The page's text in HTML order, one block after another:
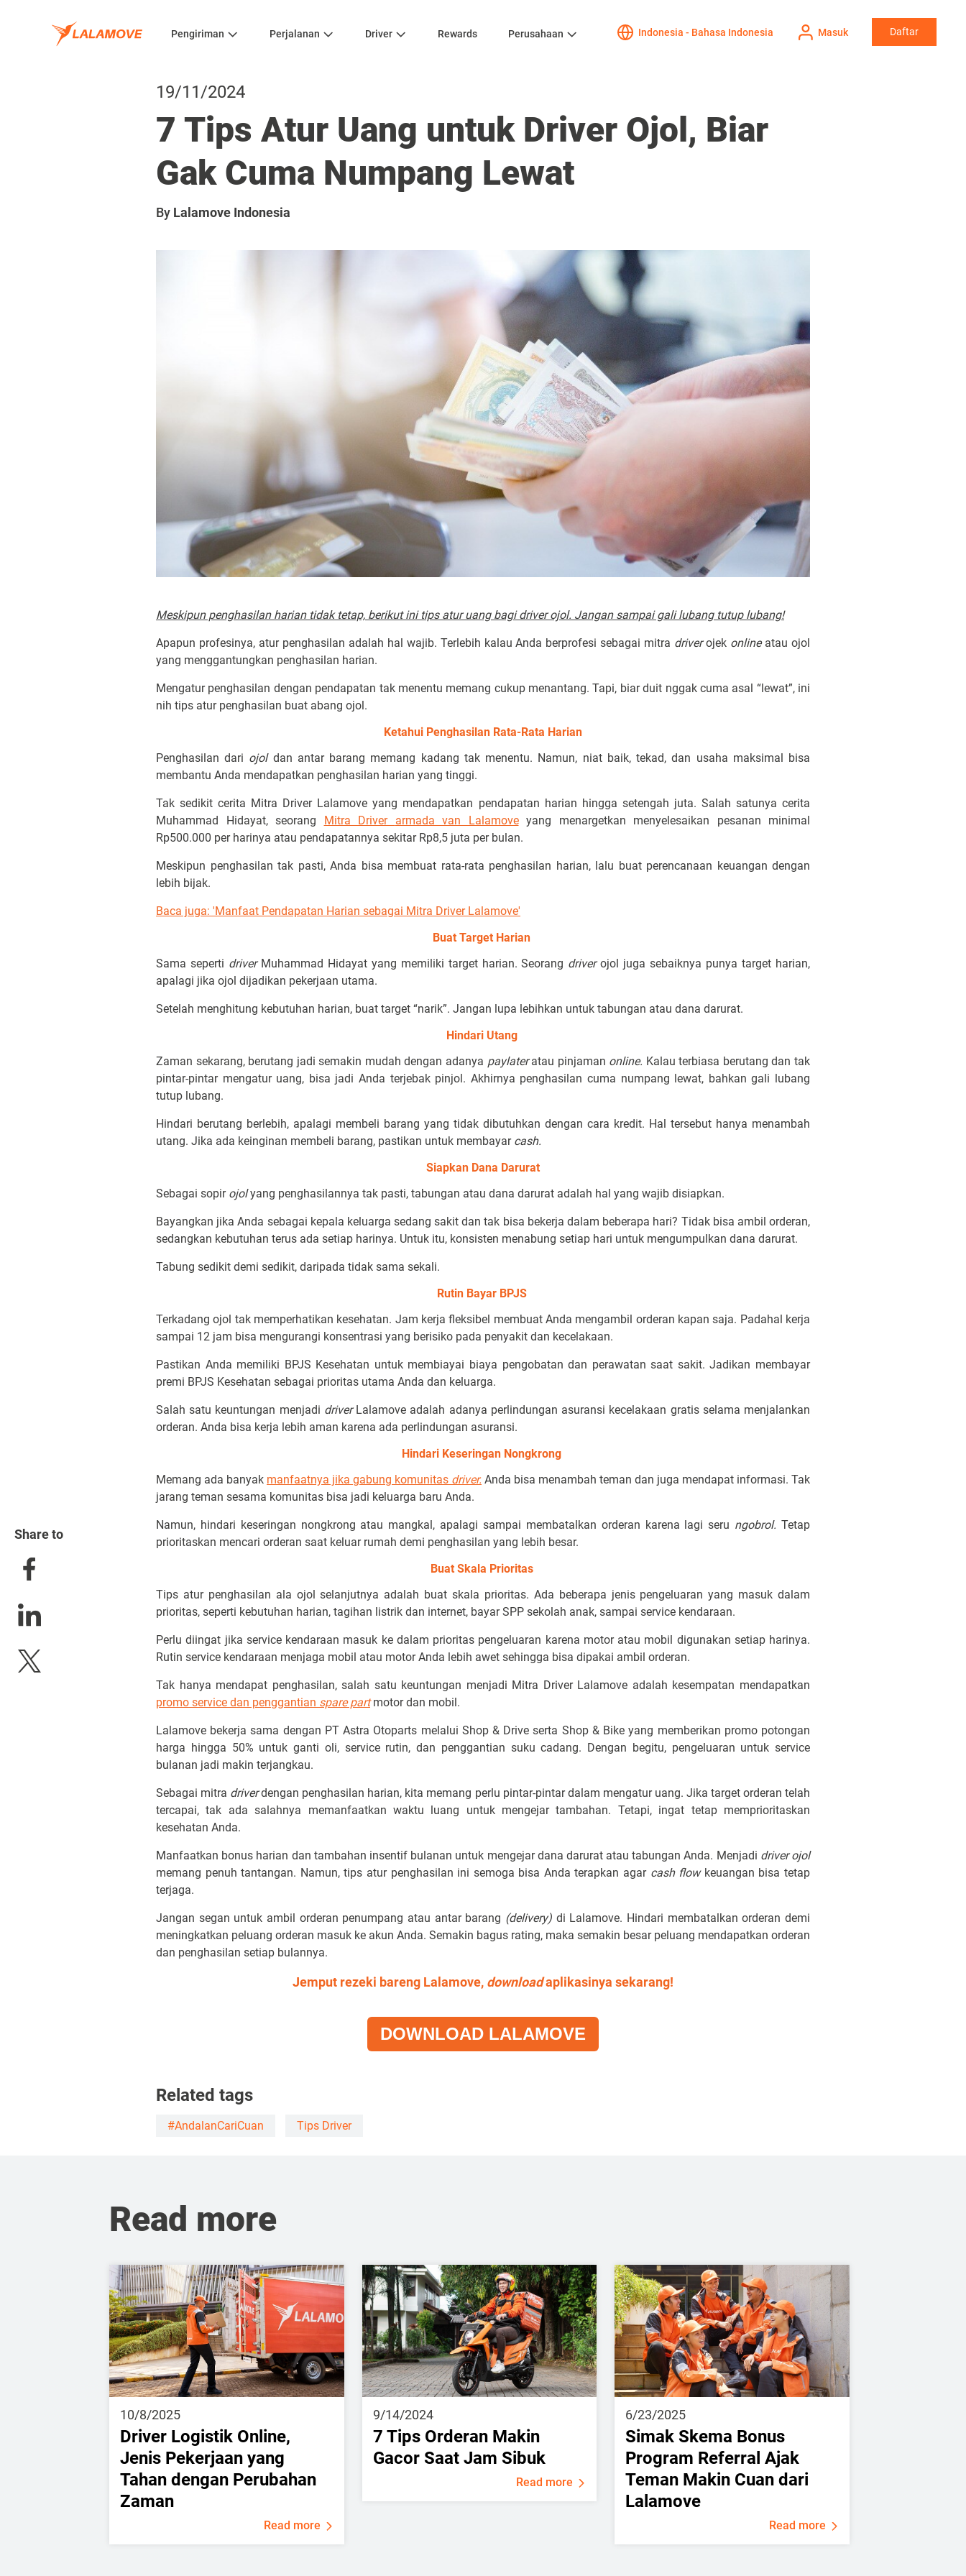
Pengiriman Perjalanan Driver Rewards Perusahaan Indonesia - Bahasa Indonesia Masuk Daftar
19/11/2024
7 Tips Atur Uang untuk Driver Ojol, Biar
Gak Cuma Numpang Lewat
By Lalamove Indonesia
Meskipun penghasilan harian tidak tetap, berikut ini tips atur uang bagi driver ojol. Jangan sampai gali lubang tutup lubang!
Apapun profesinya, atur penghasilan adalah hal wajib. Terlebih kalau Anda berprofesi sebagai mitra driverojek online atau ojol
yang menggantungkan penghasilan harian.
Mengatur penghasilan dengan pendapatan tak menentu memang cukup menantang. Tapi, biar duit nggak cuma asal “lewat”, ini
nih tips atur penghasilan buat abang ojol.
Ketahui Penghasilan Rata-Rata Harian
Penghasilan dari ojol dan antar barang memang kadang tak menentu. Namun, niat baik, tekad, dan usaha maksimal bisa
membantu Anda mendapatkan penghasilan harian yang tinggi.
Tak sedikit cerita Mitra Driver Lalamove yang mendapatkan pendapatan harian hingga setengah juta. Salah satunya cerita
Muhammad Hidayat, seorang Mitra Driver armada van Lalamoveyang menargetkan menyelesaikan pesanan minimal
Rp500.000 per harinya atau pendapatannya sekitar Rp8,5 juta per bulan.
Meskipun penghasilan tak pasti, Anda bisa membuat rata-rata penghasilan harian, lalu buat perencanaan keuangan dengan
lebih bijak.
Baca juga: 'Manfaat Pendapatan Harian sebagai Mitra Driver Lalamove'
Buat Target Harian
Sama seperti driver Muhammad Hidayat yang memiliki target harian. Seorang driverojol juga sebaiknya punya target harian,
apalagi jika ojol dijadikan pekerjaan utama.
Setelah menghitung kebutuhan harian, buat target “narik”. Jangan lupa lebihkan untuk tabungan atau dana darurat.
Hindari Utang
Zaman sekarang, berutang jadi semakin mudah dengan adanya paylateratau pinjaman online. Kalau terbiasa berutang dan tak
pintar-pintar mengatur uang, bisa jadi Anda terjebak pinjol. Akhirnya penghasilan cuma numpang lewat, bahkan gali lubang
tutup lubang.
Hindari berutang berlebih, apalagi membeli barang yang tidak dibutuhkan dengan cara kredit. Hal tersebut hanya menambah
utang. Jika ada keinginan membeli barang, pastikan untuk membayar cash.
Siapkan Dana Darurat
Sebagai sopir ojolyang penghasilannya tak pasti, tabungan atau dana darurat adalah hal yang wajib disiapkan.
Bayangkan jika Anda sebagai kepala keluarga sedang sakit dan tak bisa bekerja dalam beberapa hari? Tidak bisa ambil orderan,
sedangkan kebutuhan terus ada setiap harinya. Untuk itu, konsisten menabung setiap hari untuk mengumpulkan dana darurat.
Tabung sedikit demi sedikit, daripada tidak sama sekali.
Rutin Bayar BPJS
Terkadang ojol tak memperhatikan kesehatan. Jam kerja fleksibel membuat Anda mengambil orderan kapan saja. Padahal kerja
sampai 12 jam bisa mengurangi konsentrasi yang berisiko pada penyakit dan kecelakaan.
Pastikan Anda memiliki BPJS Kesehatan untuk membiayai biaya pengobatan dan perawatan saat sakit. Jadikan membayar
premi BPJS Kesehatan sebagai prioritas utama Anda dan keluarga.
Salah satu keuntungan menjadi driverLalamove adalah adanya perlindungan asuransi kecelakaan gratis selama menjalankan
orderan. Anda bisa kerja lebih aman karena ada perlindungan asuransi.
Hindari Keseringan Nongkrong
Memang ada banyak manfaatnya jika gabung komunitas driver. Anda bisa menambah teman dan juga mendapat informasi. Tak
jarang teman sesama komunitas bisa jadi keluarga baru Anda.
Namun, hindari keseringan nongkrong atau mangkal, apalagi sampai membatalkan orderan karena lagi seru ngobrol.Tetap
prioritaskan mencari orderan saat keluar rumah demi penghasilan yang lebih besar.
Buat Skala Prioritas
Tips atur penghasilan ala ojol selanjutnya adalah buat skala prioritas. Ada beberapa jenis pengeluaran yang masuk dalam
prioritas, seperti kebutuhan harian, tagihan listrik dan internet, bayar SPP sekolah anak, sampai service kendaraan.
Perlu diingat jika service kendaraan masuk ke dalam prioritas pengeluaran karena motor atau mobil digunakan setiap harinya.
Rutin service kendaraan menjaga mobil atau motor Anda lebih awet sehingga bisa dipakai ambil orderan.
Tak hanya mendapat penghasilan, salah satu keuntungan menjadi Mitra Driver Lalamove adalah kesempatan mendapatkan
promo service dan penggantian spare part motor dan mobil.
Lalamove bekerja sama dengan PT Astra Otoparts melalui Shop & Drive serta Shop & Bike yang memberikan promo potongan
harga hingga 50% untuk ganti oli, service rutin, dan penggantian suku cadang. Dengan begitu, pengeluaran untuk service
bulanan jadi makin terjangkau.
Sebagai mitra driverdengan penghasilan harian, kita memang perlu pintar-pintar dalam mengatur uang. Jika target orderan telah
tercapai, tak ada salahnya memanfaatkan waktu luang untuk mengejar tambahan. Tetapi, ingat tetap memprioritaskan
kesehatan Anda.
Manfaatkan bonus harian dan tambahan insentif bulanan untuk mengejar dana darurat atau tabungan Anda. Menjadi driver ojol
memang penuh tantangan. Namun, tips atur penghasilan ini semoga bisa Anda terapkan agar cash flow keuangan bisa tetap
terjaga.
Jangan segan untuk ambil orderan penumpang atau antar barang (delivery) di Lalamove. Hindari membatalkan orderan demi
meningkatkan peluang orderan masuk ke akun Anda. Semakin bagus rating, maka semakin besar peluang mendapatkan orderan
dan penghasilan setiap bulannya.
Jemput rezeki bareng Lalamove, downloadaplikasinya sekarang!
DOWNLOAD LALAMOVE
Related tags
#AndalanCariCuan Tips Driver
Read more
10/8/2025
Driver Logistik Online,
Jenis Pekerjaan yang
Tahan dengan Perubahan
Zaman
Read more
9/14/2024
7 Tips Orderan Makin
Gacor Saat Jam Sibuk
Read more
6/23/2025
Simak Skema Bonus
Program Referral Ajak
Teman Makin Cuan dari
Lalamove
Read more
Share to